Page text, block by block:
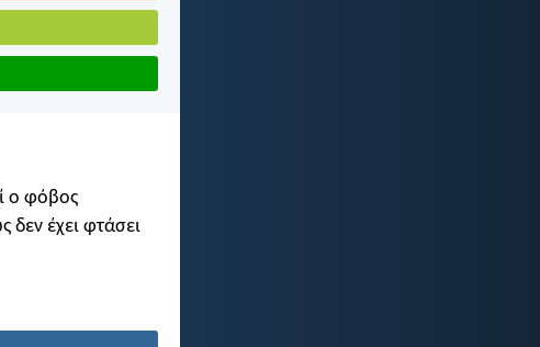
ο φόβος
δεν έχει φτάσει